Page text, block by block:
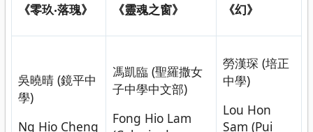
《零玖‧落瑰》 《靈魂之窗》 《幻》
吳曉晴 (鏡平中
學)
Ng Hio Cheng
馮凱臨 (聖羅撒女
子中學中文部)
Fong Hio Lam
勞漢琛 (培正
中學)
Lou Hon
Sam (Pui